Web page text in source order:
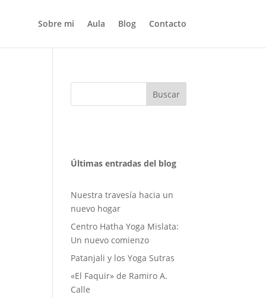
Sobre mi Aula Blog Contacto
Buscar
Últimas entradas del blog
Nuestra travesía hacia un
nuevo hogar
Centro Hatha Yoga Mislata:
Un nuevo comienzo
Patanjali y los Yoga Sutras
«El Faquir» de Ramiro A.
Calle